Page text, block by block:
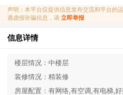
声明：本平台仅提供信息发布交流和平台的
遇虚假诈骗信息，请 立即举报
信息详情
楼层情况： 中楼层
装修情况： 精装修
房屋配置： 有网络,有空调,有电梯,